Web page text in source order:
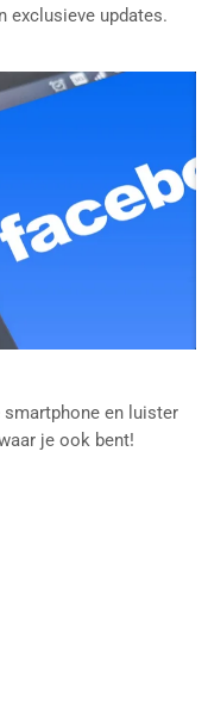
exclusieve updates.
smartphone en luister
je ook bent!